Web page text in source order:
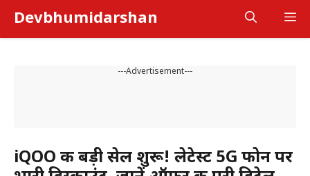
content
Devbhumidarshan
---Advertisement---
iQOO की बड़ी सेल शुरू! लेटेस्ट 5G फोन पर